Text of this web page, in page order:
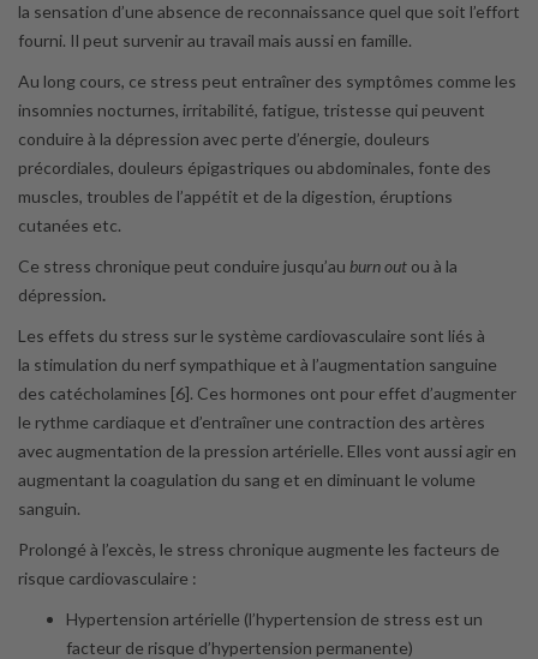
la sensation d’une absence de reconnaissance quel que soit l’effort
fourni. Il peut survenir au travail mais aussi en famille.
Au long cours, ce stress peut entraîner des symptômes comme les
insomnies nocturnes, irritabilité, fatigue, tristesse qui peuvent
conduire à la dépression avec perte d’énergie, douleurs
précordiales, douleurs épigastriques ou abdominales, fonte des
muscles, troubles de l’appétit et de la digestion, éruptions
cutanées etc.
Ce stress chronique peut conduire jusqu’au burn out ou à la
dépression.
Les effets du stress sur le système cardiovasculaire sont liés à
la stimulation du nerf sympathique et à l’augmentation sanguine
des catécholamines [6]. Ces hormones ont pour effet d’augmenter
le rythme cardiaque et d’entraîner une contraction des artères
avec augmentation de la pression artérielle. Elles vont aussi agir en
augmentant la coagulation du sang et en diminuant le volume
sanguin.
Prolongé à l’excès, le stress chronique augmente les facteurs de
risque cardiovasculaire :
Hypertension artérielle (l’hypertension de stress est un
facteur de risque d’hypertension permanente)